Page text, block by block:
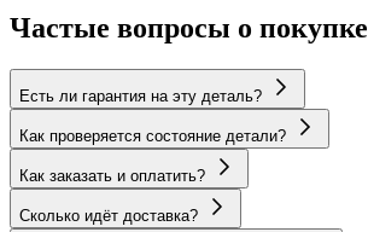
Частые вопросы о покупке
Есть ли гарантия на эту деталь?
Как проверяется состояние детали?
Как заказать и оплатить?
Сколько идёт доставка?